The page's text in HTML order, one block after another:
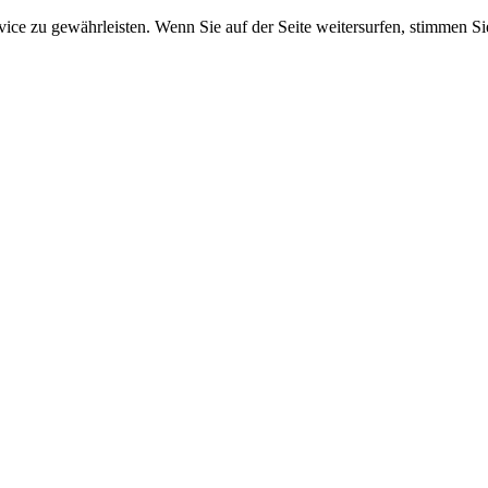
zu gewährleisten. Wenn Sie auf der Seite weitersurfen, stimmen